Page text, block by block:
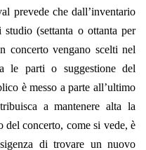
prevede che dall’inventario
(settanta o ottanta per
concerto vengano scelti nel
le parti o suggestione del
è messo a parte all’ultimo
a mantenere alta la
del concerto, come si vede, è
di trovare un nuovo